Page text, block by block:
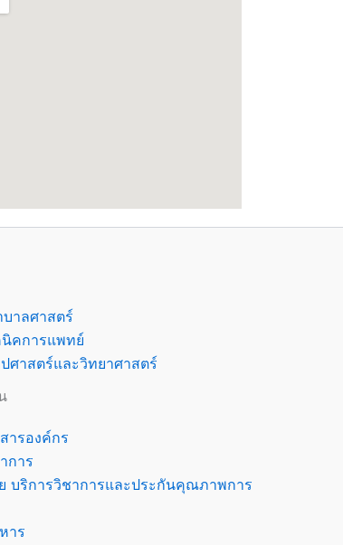
าลศาสตร์
คการแพทย์
ศาสตร์และวิทยาศาสตร์
ารองค์กร
การ
บริการวิชาการและประกันคุณภาพการ
าร